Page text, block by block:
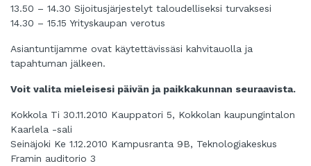
13.50 – 14.30 Sijoitusjärjestelyt taloudelliseksi turvaksesi
14.30 – 15.15 Yrityskaupan verotus
Asiantuntijamme ovat käytettävissäsi kahvitauolla ja
tapahtuman jälkeen.
Voit valita mieleisesi päivän ja paikkakunnan seuraavista.
Kokkola Ti 30.11.2010 Kauppatori 5, Kokkolan kaupungintalon
Kaarlela -sali
Seinäjoki Ke 1.12.2010 Kampusranta 9B, Teknologiakeskus
Framin auditorio 3